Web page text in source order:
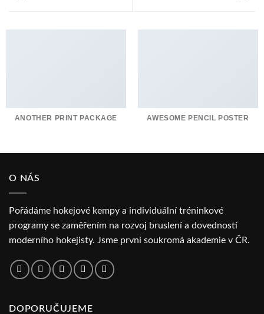
ANOTHER PRINT PACKAGE AWESOME PENCIL POSTER
O NÁS
Pořádáme hokejové kempy a individuální tréninkové
programy se zaměřením na rozvoj bruslení a dovedností
moderního hokejisty. Jsme první soukromá akademie v ČR.
DOPORUČUJEME